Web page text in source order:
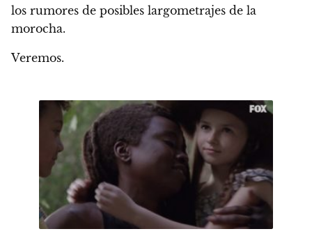
los rumores de posibles largometrajes de la
morocha.
Veremos.